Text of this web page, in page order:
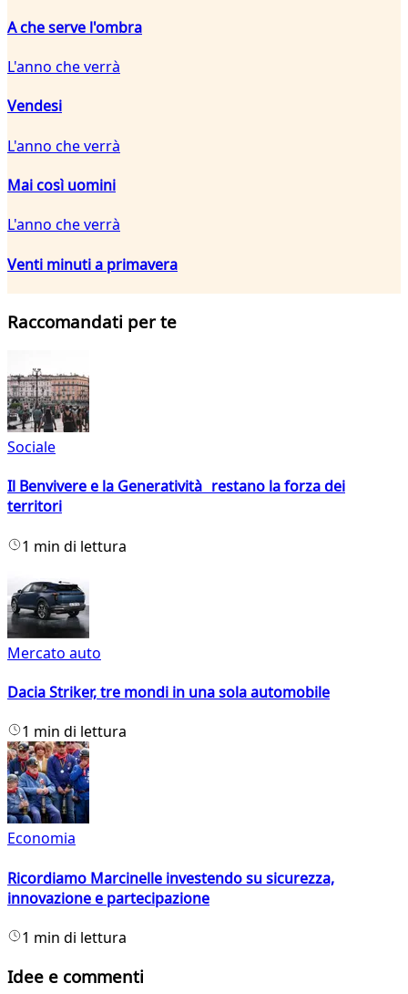
A che serve l'ombra
L'anno che verrà
Vendesi
L'anno che verrà
Mai così uomini
L'anno che verrà
Venti minuti a primavera
Raccomandati per te
Sociale
Il Benvivere e la Generatività restano la forza dei
territori
1 min di lettura
Mercato auto
Dacia Striker, tre mondi in una sola automobile
1 min di lettura
Economia
Ricordiamo Marcinelle investendo su sicurezza,
innovazione e partecipazione
1 min di lettura
Idee e commenti